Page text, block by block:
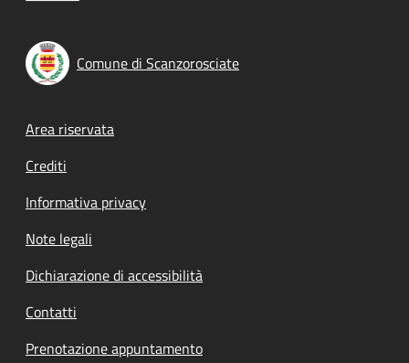
Comune di Scanzorosciate
Footer menu
Area riservata
Crediti
Informativa privacy
Note legali
Dichiarazione di accessibilità
Contatti
Prenotazione appuntamento